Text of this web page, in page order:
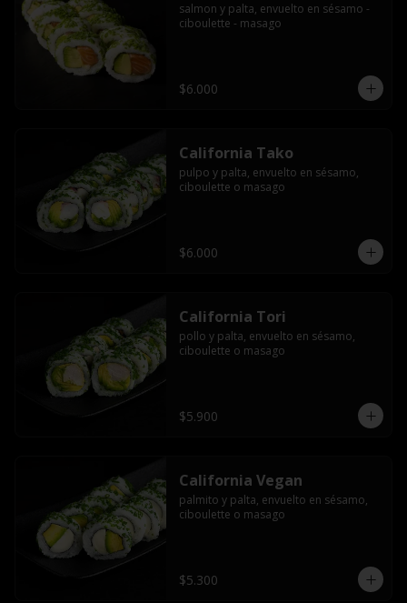
salmon y palta, envuelto en sésamo -
ciboulette - masago
$6.000
California Tako
pulpo y palta, envuelto en sésamo,
ciboulette o masago
$6.000
California Tori
pollo y palta, envuelto en sésamo,
ciboulette o masago
$5.900
California Vegan
palmito y palta, envuelto en sésamo,
ciboulette o masago
$5.300